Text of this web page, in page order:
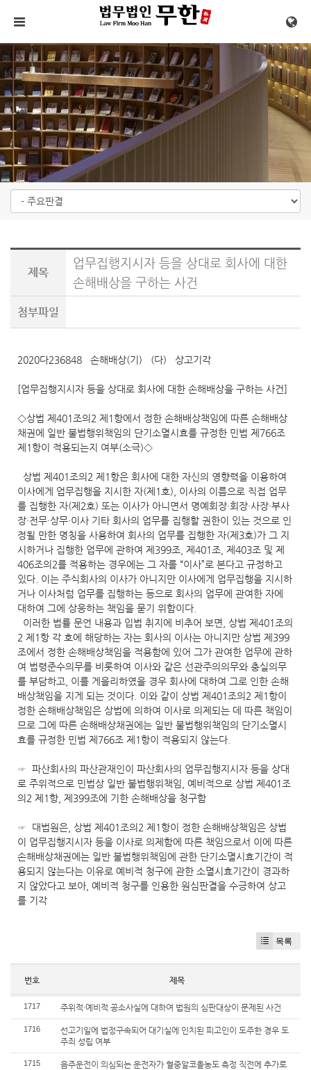
메뉴 건너뛰기
제목
업무집행지시자 등을 상대로 회사에 대한
손해배상을 구하는 사건
첨부파일
2020다236848 손해배상(기) (다) 상고기각
[업무집행지시자 등을 상대로 회사에 대한 손해배상을 구하는 사건]
◇상법 제401조의2 제1항에서 정한 손해배상책임에 따른 손해배상
채권에 일반 불법행위책임의 단기소멸시효를 규정한 민법 제766조
제1항이 적용되는지 여부(소극)◇
상법 제401조의2 제1항은 회사에 대한 자신의 영향력을 이용하여
이사에게 업무집행을 지시한 자(제1호), 이사의 이름으로 직접 업무
를 집행한 자(제2호) 또는 이사가 아니면서 명예회장·회장·사장·부사
장·전무·상무·이사 기타 회사의 업무를 집행할 권한이 있는 것으로 인
정될 만한 명칭을 사용하여 회사의 업무를 집행한 자(제3호)가 그 지
시하거나 집행한 업무에 관하여 제399조, 제401조, 제403조 및 제
406조의2를 적용하는 경우에는 그 자를 “이사”로 본다고 규정하고
있다. 이는 주식회사의 이사가 아니지만 이사에게 업무집행을 지시하
거나 이사처럼 업무를 집행하는 등으로 회사의 업무에 관여한 자에
대하여 그에 상응하는 책임을 묻기 위함이다.
이러한 법률 문언 내용과 입법 취지에 비추어 보면, 상법 제401조의
2 제1항 각 호에 해당하는 자는 회사의 이사는 아니지만 상법 제399
조에서 정한 손해배상책임을 적용함에 있어 그가 관여한 업무에 관하
여 법령준수의무를 비롯하여 이사와 같은 선관주의의무와 충실의무
를 부담하고, 이를 게을리하였을 경우 회사에 대하여 그로 인한 손해
배상책임을 지게 되는 것이다. 이와 같이 상법 제401조의2 제1항이
정한 손해배상책임은 상법에 의하여 이사로 의제되는 데 따른 책임이
므로 그에 따른 손해배상채권에는 일반 불법행위책임의 단기소멸시
효를 규정한 민법 제766조 제1항이 적용되지 않는다.
☞ 파산회사의 파산관재인이 파산회사의 업무집행지시자 등을 상대
로 주위적으로 민법상 일반 불법행위책임, 예비적으로 상법 제401조
의2 제1항, 제399조에 기한 손해배상을 청구함
☞ 대법원은, 상법 제401조의2 제1항이 정한 손해배상책임은 상법
이 업무집행지시자 등을 이사로 의제함에 따른 책임으로서 이에 따른
손해배상채권에는 일반 불법행위책임에 관한 단기소멸시효기간이 적
용되지 않는다는 이유로 예비적 청구에 관한 소멸시효기간이 경과하
지 않았다고 보아, 예비적 청구를 인용한 원심판결을 수긍하여 상고
를 기각
목록
번호 제목
1717 주위적·예비적 공소사실에 대하여 법원의 심판대상이 문제된 사건
1716
선고기일에 법정구속되어 대기실에 인치된 피고인이 도주한 경우 도
주죄 성립 여부
1715
음주운전이 의심되는 운전자가 혈중알코올농도 측정 직전에 추가로